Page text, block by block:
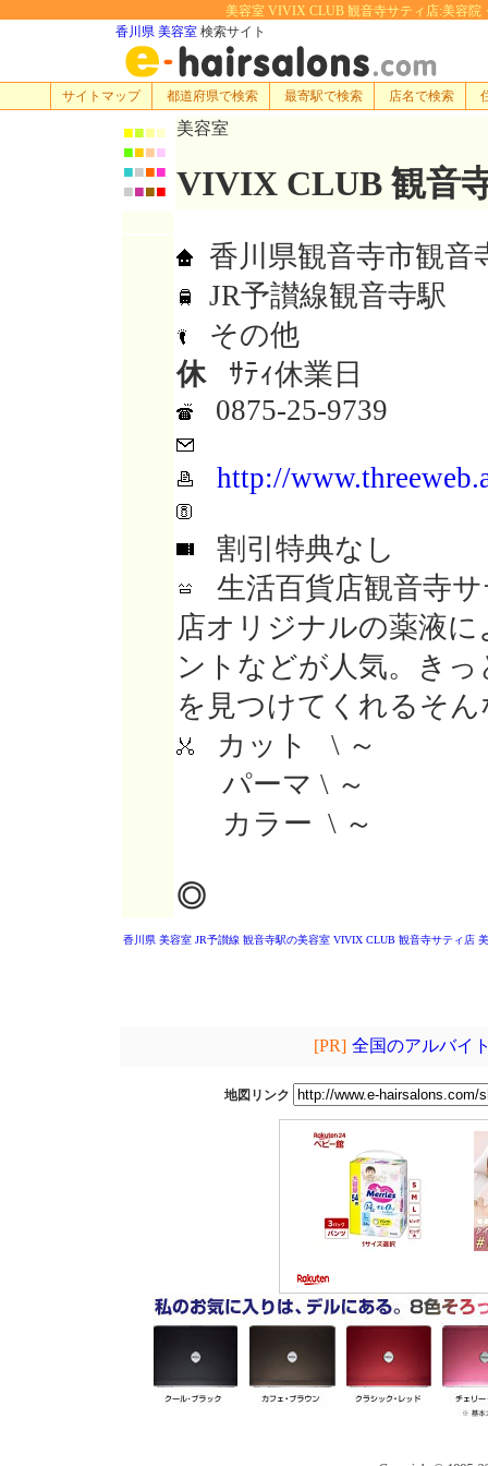
美容室 VIVIX CLUB 観音寺サティ店:美容院
香川県 美容室 検索サイト
サイトマップ 都道府県で検索 最寄駅で検索 店名で検索
■■■■
■■■■
■■■■
■■■■
美容室
VIVIX CLUB 観音
香川県観音寺市観音
JR予讃線観音寺駅
その他
休ｻﾃｨ休業日
0875-25-9739
http://
割引特典なし
生活百貨店観音寺
店オリジナルの薬液
ントなどが人気。き
を見つけてくれるそ
カット \ ～
パーマ \ ～
カラー \ ～
◎
香川県 美容室 JR予讃線 観音寺駅の美容室 VIVIX CLUB 観音寺サティ店
[PR] 全国のアルバイ
地図リンク